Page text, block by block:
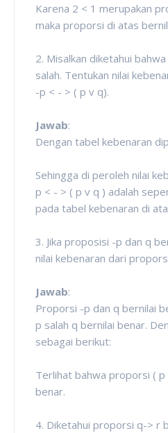
Karena 2 < 1 merupakan
maka proporsi di atas
2. Misalkan diketahui
salah. Tentukan nilai
-p < - > ( p v q).
Jawab:
Dengan tabel kebenaran
Sehingga di peroleh nilai
p < - > ( p v q ) adalah
pada tabel kebenaran di
3. Jika proposisi -p dan q
nilai kebenaran dari
Jawab:
Proporsi -p dan q bernilai
p salah q bernilai benar.
sebagai berikut:
Terlihat bahwa proporsi (
benar.
4. Diketahui proporsi q-> r